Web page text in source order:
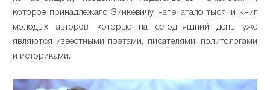
которое принадлежало Зинкевичу, напечатало тысячи книг
молодых авторов, которые на сегодняшний день уже
являются известными поэтами, писателями, политологами
и историками.